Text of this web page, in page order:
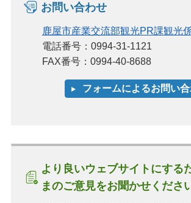
お問い合わせ
鹿屋市産業交流部観光PR課観光
電話番号：0994-31-1121
FAX番号：0994-40-8688
より良いウェブサイトにする
まのご意見をお聞かせくださ